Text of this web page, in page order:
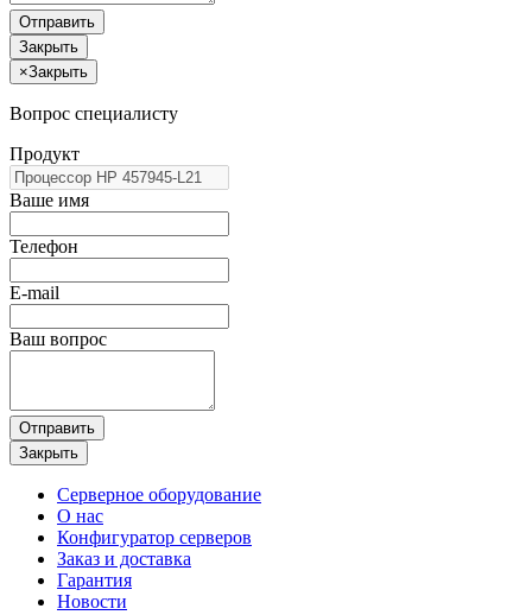
Отправить
Закрыть
×Закрыть
Вопрос специалисту
Продукт
Ваше имя
Телефон
E-mail
Ваш вопрос
Отправить
Закрыть
Серверное оборудование
О нас
Конфигуратор серверов
Заказ и доставка
Гарантия
Новости